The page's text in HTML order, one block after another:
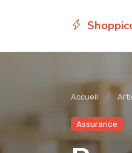
Accueil
Assurance